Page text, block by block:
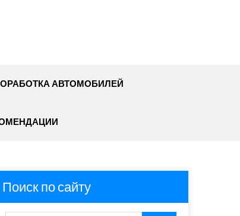
АВТОМОБИЛЕЙ
Поиск по сайту